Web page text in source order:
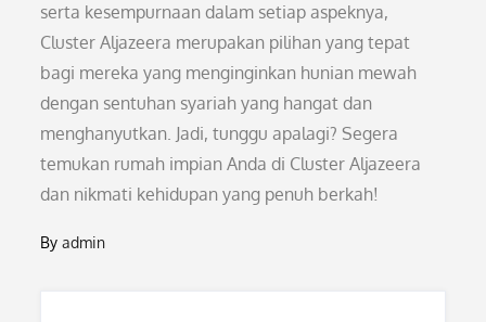
serta kesempurnaan dalam setiap aspeknya,
Cluster Aljazeera merupakan pilihan yang tepat
bagi mereka yang menginginkan hunian mewah
dengan sentuhan syariah yang hangat dan
menghanyutkan. Jadi, tunggu apalagi? Segera
temukan rumah impian Anda di Cluster Aljazeera
dan nikmati kehidupan yang penuh berkah!
Byadmin